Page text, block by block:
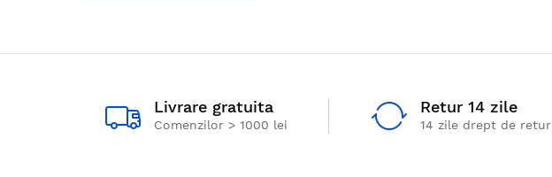
Livrare gratuita
Comenzilor > 1000 lei
Retur 14 zile
14 zile drept de retur